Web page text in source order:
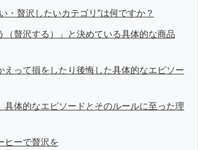
・贅沢したいカテゴリ”は何ですか？
贅沢する）」と決めている具体的な商品
って損をしたり後悔した具体的なエピソー
体的なエピソードとそのルールに至った理
ヒーで贅沢を